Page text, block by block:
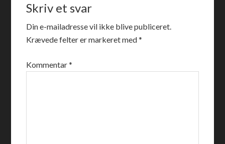
Skriv et svar
Din e-mailadresse vil ikke blive publiceret.
Krævede felter er markeret med*
Kommentar*